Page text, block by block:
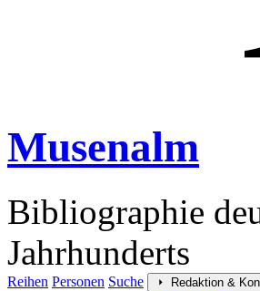
Musenalm
Bibliographie
Jahrhunderts
Reihen Personen Suche Redaktion &